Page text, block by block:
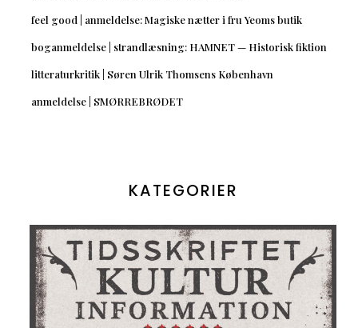
feel good | anmeldelse: Magiske nætter i fru Yeoms butik
boganmeldelse | strandlæsning: HAMNET — Historisk fiktion
litteraturkritik | Søren Ulrik Thomsens København
anmeldelse | SMØRREBRØDET
KATEGORIER